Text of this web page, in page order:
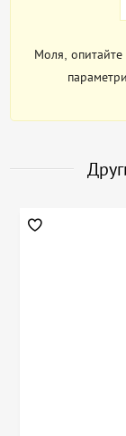
Моля, опитайте